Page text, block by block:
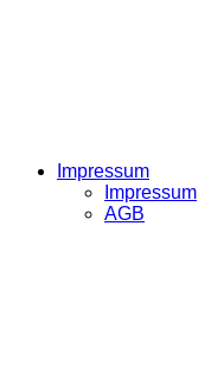
Impressum
Impressum
AGB